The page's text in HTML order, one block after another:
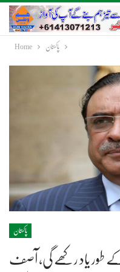
Home پاکستان
پاکستان
کے طور یاد رکھے گی، آصف